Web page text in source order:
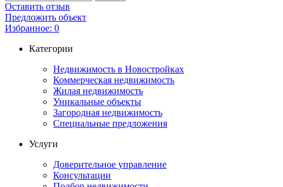
Оставить отзыв
Предложить объект
Избранное: 0
Категории
Недвижимость в Новостройках
Коммерческая недвижимость
Жилая недвижимость
Уникальные объекты
Загородная недвижимость
Специальные предложения
Услуги
Доверительное управление
Консультации